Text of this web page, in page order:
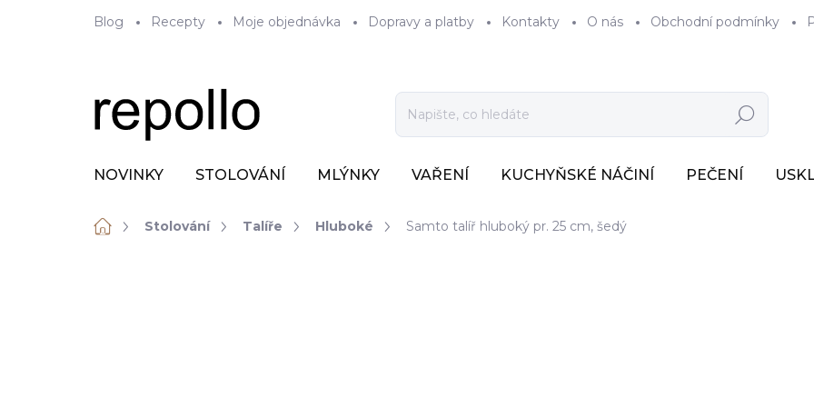
Blog Recepty Moje objednávka Dopravy a platby Kontakty O nás Obchodní podmínky
Hledat
NOVINKY STOLOVÁNÍ MLÝNKY VAŘENÍ KUCHYŇSKÉ NÁČINÍ PEČENÍ
DomůStolování Talíře Hluboké Samto talíř hluboký pr. 25 cm, šedý